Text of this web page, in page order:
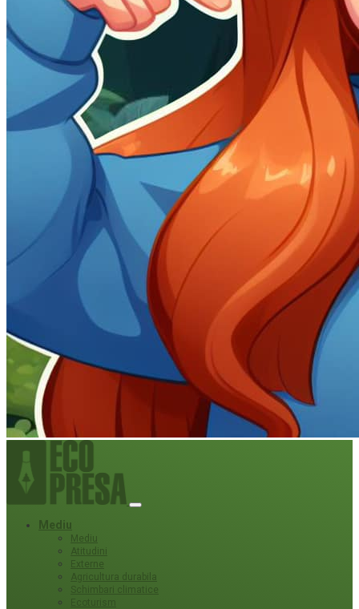
Mediu
Mediu
Atitudini
Externe
Agricultura durabila
Schimbari climatice
Ecoturism